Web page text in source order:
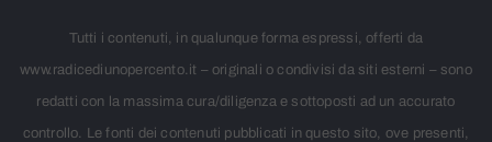
Tutti i contenuti, in qualunque forma espressi, offerti da
www.radicediunopercento.it – originali o condivisi da siti esterni – sono
redatti con la massima cura/diligenza e sottoposti ad un accurato
controllo. Le fonti dei contenuti pubblicati in questo sito, ove presenti,